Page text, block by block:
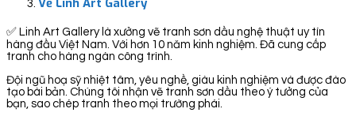
✅ Linh Art Gallery là xưởng vẽ tranh sơn dầu nghệ thuật uy tín
hàng đầu Việt Nam. Với hơn 10 năm kinh nghiệm. Đã cung cấp
tranh cho hàng ngàn công trình.
Đội ngũ hoạ sỹ nhiệt tâm, yêu nghề, giàu kinh nghiệm và được đào
tạo bài bản. Chúng tôi nhận vẽ tranh sơn dầu theo ý tưởng của
bạn, sao chép tranh theo mọi trường phái.